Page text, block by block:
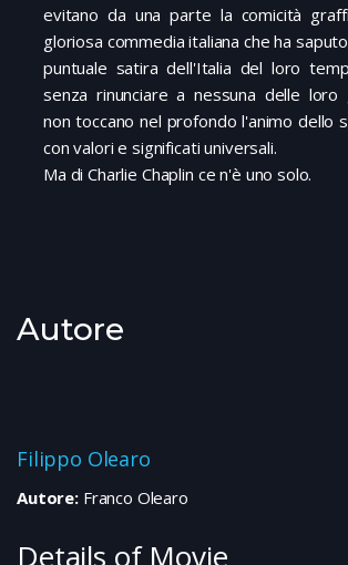
evitano da una parte la comicità
gloriosa commedia italiana che ha
puntuale satira dell'Italia del loro
senza rinunciare a nessuna delle loro
non toccano nel profondo l'animo dello
con valori e significati universali.
Ma di Charlie Chaplin ce n'è uno solo.
Autore
Filippo Olearo
Autore:Franco Olearo
Details of Movie